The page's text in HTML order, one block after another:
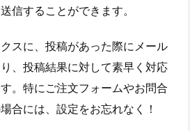
信することができます。
スに、投稿があった際にメール
、投稿結果に対して素早く対応
。特にご注文フォームやお問合
合には、設定をお忘れなく！